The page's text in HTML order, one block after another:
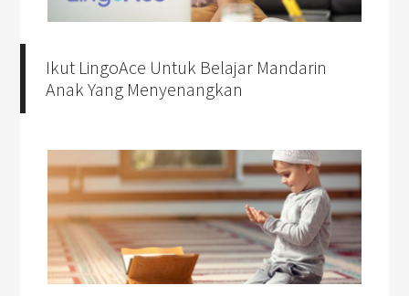
Ikut LingoAce Untuk Belajar Mandarin
Anak Yang Menyenangkan